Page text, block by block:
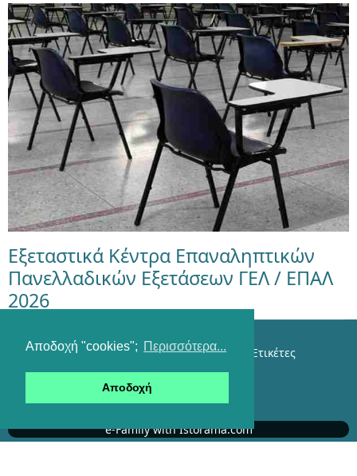
Αποδοχή "cookies"; Περισσότερα...
Αποδοχή
Εξεταστικά Κέντρα Επαναληπτικών
Πανελλαδικών Εξετάσεων ΓΕΛ / ΕΠΑΛ
2026
Επικοινωνία Όροι χρήσης Αναζήτηση
Ετικέτες
Είσοδος
e-Family with Istorama.com